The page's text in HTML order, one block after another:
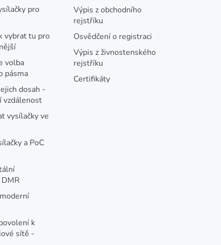
pro
vybrat tu pro
volba
pásma
dosah -
vzdálenost
vysílačky ve
a PoC
k
sítě -
Výpis z obchodního
rejstříku
Osvědčení o registraci
Výpis z živnostenského
rejstříku
Certifikáty